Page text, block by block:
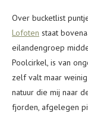
Over bucketlist
Lofoten staat
eilandengroep
Poolcirkel, is van
zelf valt maar
natuur die mij naar
fjorden, afgelegen